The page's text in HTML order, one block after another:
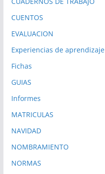
CUENTOS
EVALUACION
Experiencias de aprendizaje
Fichas
GUIAS
Informes
MATRICULAS
NAVIDAD
NOMBRAMIENTO
NORMAS